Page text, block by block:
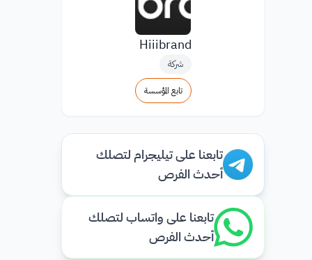
Hiiibrand
شركة
تابع المؤسسة
تابعنا على تيليجرام لتصلك
أحدث الفرص
تابعنا على واتساب لتصلك
أحدث الفرص